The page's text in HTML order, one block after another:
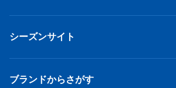
シーズンサイト
ブランドからさがす